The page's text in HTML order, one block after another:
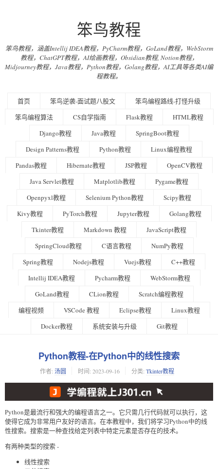
笨鸟教程
笨鸟教程，涵盖Intellij IDEA教程，PyCharm教程，GoLand教程，WebStorm
教程，ChatGPT教程，AI绘画教程，Obsidian教程, Notion教程，
Midjourney教程，Java教程，Python教程，Golang教程，AI工具等各类AI编
程教程。
首页 笨鸟逆袭-面试题八股文
笨鸟编程路线-打怪升级
笨鸟编程算法
CS自学指南 Flask教程
HTML教程
Django教程
Java教程
SpringBoot教程
Design Patterns教程
Python教程
Linux编程教程
Pandas教程
Hibernate教程 JSP教程
OpenCV教程
Java Servlet教程
Matplotlib教程
Pygame教程
Openpyxl教程
Selenium Python教程
Scipy教程
Kivy教程
PyTorch教程 Jupyter教程
Golang教程
Tkinter教程
Markdown 教程
JavaScript教程
SpringCloud教程
C语言教程
NumPy教程
Spring教程
Nodejs教程 Vuejs教程
C++教程
Intellij IDEA教程
Pycharm教程
WebStorm教程
GoLand教程
CLion教程
Scratch编程教程
编程视频
VSCode 教程 Eclipse教程
Linux教程
Docker教程
系统安装与升级 Git教程
Python教程-在Python中的线性搜索
作者: 汤圆 时间: 2023-09-16 分类: Tkinter教程
Python是最流行和强大的编程语言之一。它只需几行代码就可以执行，这
使得它成为非常用户友好的语言。在本教程中，我们将学习Python中的线
性搜索。搜索是一种查找给定列表中特定元素是否存在的技术。
有两种类型的搜索 -
线性搜索